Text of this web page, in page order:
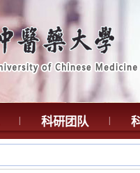
科研团队